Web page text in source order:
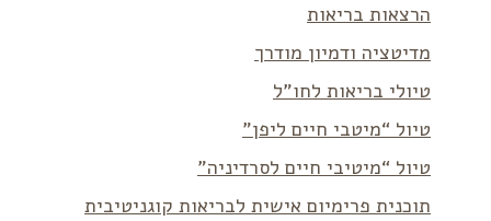
הרצאות בריאות
מדיטציה ודמיון מודרך
טיולי בריאות לחו”ל
טיול “מיטבי חיים ליפן”
טיול “מיטיבי חיים לסרדיניה”
תוכנית פרימיום אישית לבריאות קוגניטיבית